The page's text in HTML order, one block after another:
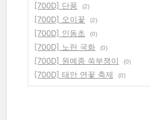
[700D] 단풍
(2)
[700D] 오이꽃
(2)
[700D] 인동초
(0)
[700D] 노란 국화
(0)
[700D] 원예종 쑥부쟁이
(0)
[700D] 태안 연꽃 축제
(0)